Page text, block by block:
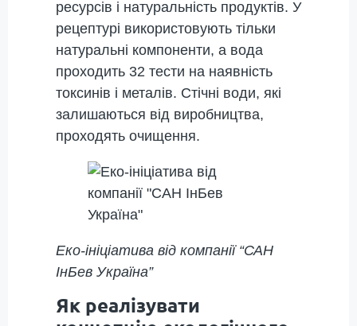
ресурсів і натуральність продуктів. У
рецептурі використовують тільки
натуральні компоненти, а вода
проходить 32 тести на наявність
токсинів і металів. Стічні води, які
залишаються від виробництва,
проходять очищення.
Еко-ініціатива від компанії “САН
ІнБев Україна”
Як реалізувати